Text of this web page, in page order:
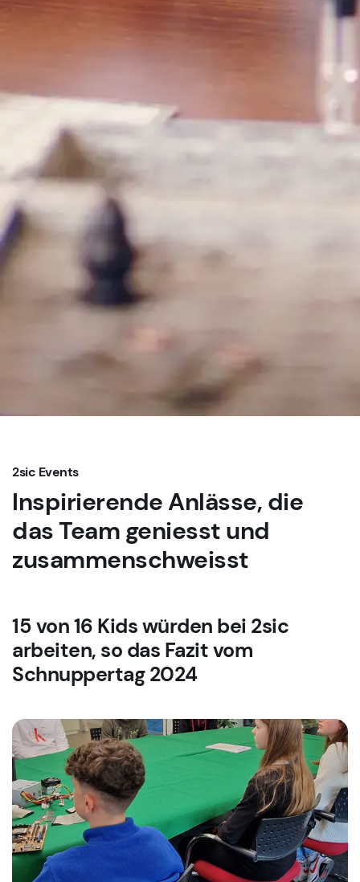
2sic Events
Inspirierende Anlässe, die
das Team geniesst und
zusammenschweisst
15 von 16 Kids würden bei 2sic
arbeiten, so das Fazit vom
Schnuppertag 2024